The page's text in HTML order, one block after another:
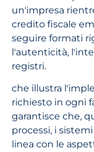
un'impresa
credito fiscale
seguire formati
l'autenticità,
registri.
che illustra
richiesto in ogni
garantisce che,
processi, i
linea con le